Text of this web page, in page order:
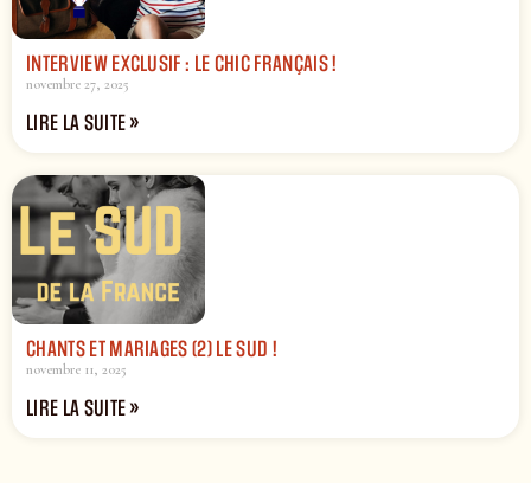
INTERVIEW EXCLUSIF : LE CHIC FRANÇAIS !
novembre 27, 2025
LIRE LA SUITE »
CHANTS ET MARIAGES (2) LE SUD !
novembre 11, 2025
LIRE LA SUITE »